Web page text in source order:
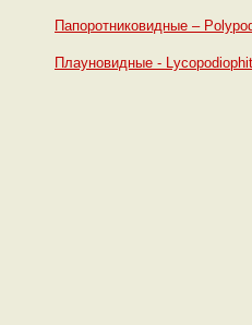
Папоротниковидные –
Плауновидные -